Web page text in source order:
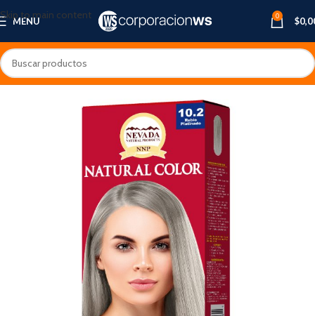
Skip to main content
MENU 0 $